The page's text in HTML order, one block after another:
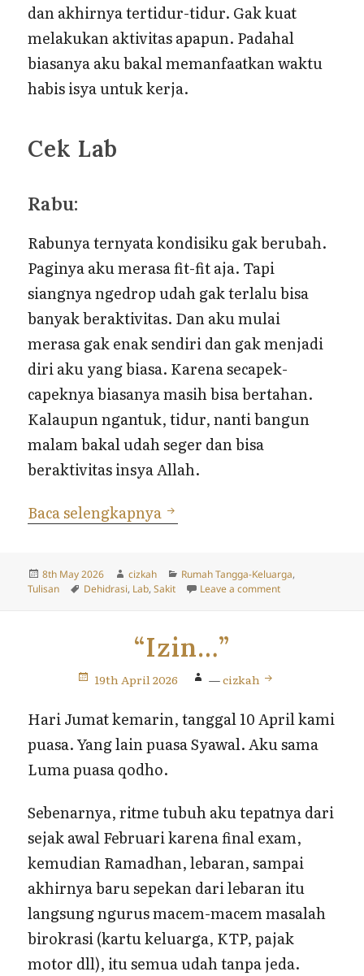
dan akhirnya tertidur-tidur. Gak kuat
melakukan aktivitas apapun. Padahal
biasanya aku bakal memanfaatkan waktu
habis isya untuk kerja.
Cek Lab
Rabu:
Rabunya ternyata kondisiku gak berubah.
Paginya aku merasa fit-fit aja. Tapi
siangnya ngedrop udah gak terlalu bisa
banyak beraktivitas. Dan aku mulai
merasa gak enak sendiri dan gak menjadi
diri aku yang biasa. Karena secapek-
capeknya biasanya masih bisa bertahan.
Kalaupun ngantuk, tidur, nanti bangun
malam bakal udah seger dan bisa
beraktivitas insya Allah.
Baca selengkapnya Sepekan Yang Gak Biasa
Posted
on
8th May 2026 Author
cizkah Categories
Rumah Tangga-Keluarga,
Tulisan
Tags
Dehidrasi, Lab,Sakit Leave a commenton Sepekan Yang
“Izin…”
19th April 2026 —cizkah
Hari Jumat kemarin, tanggal 10 April kami
puasa. Yang lain puasa Syawal. Aku sama
Luma puasa qodho.
Sebenarnya, ritme tubuh aku tepatnya dari
sejak awal Februari karena final exam,
kemudian Ramadhan, lebaran, sampai
akhirnya baru sepekan dari lebaran itu
langsung ngurus macem-macem masalah
birokrasi (kartu keluarga, KTP, pajak
motor dll), itu semua udah tanpa jeda.